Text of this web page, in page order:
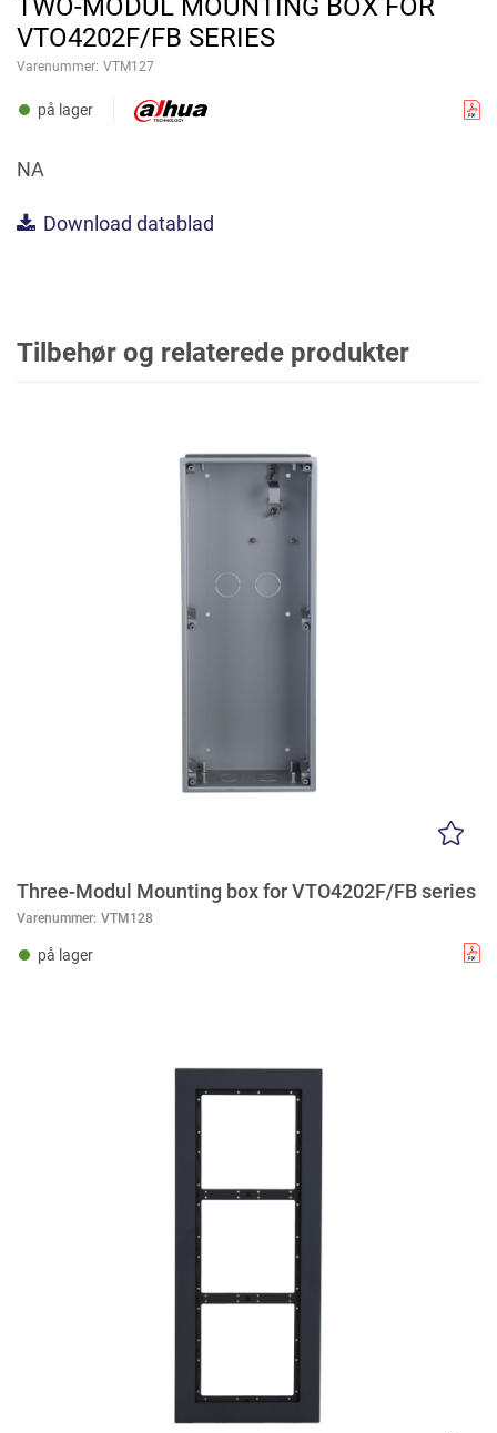
TWO-MODUL MOUNTING BOX FOR
VTO4202F/FB SERIES
Varenummer: VTM127
på lager
NA
Download datablad
Tilbehør og relaterede produkter
Three-Modul Mounting box for VTO4202F/FB series
Varenummer: VTM128
på lager